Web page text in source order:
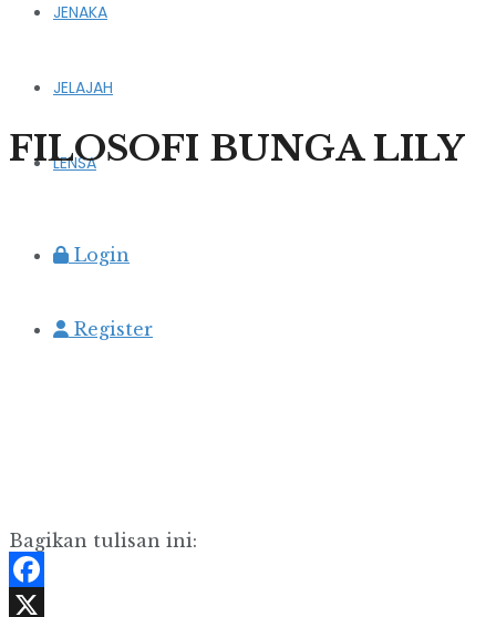
JENAKA
JELAJAH
LENSA
Login
Register
FILOSOFI BUNGA LILY
Bagikan tulisan ini:
Facebook